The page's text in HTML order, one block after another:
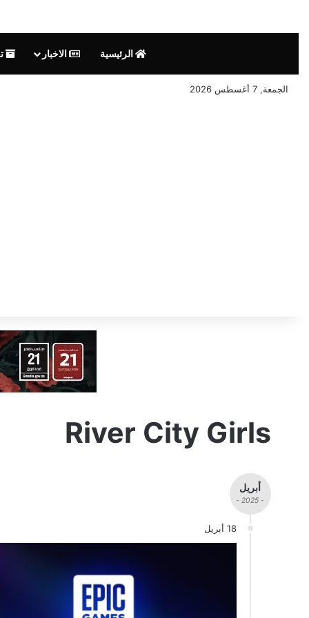
الرئيسية الاخبار
الجمعة, 7 أغسطس 2026
River City Girls
أبريل
- 2025 -
18 أبريل